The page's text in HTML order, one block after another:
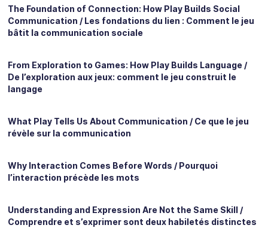
The Foundation of Connection: How Play Builds Social
Communication / Les fondations du lien : Comment le jeu
bâtit la communication sociale
From Exploration to Games: How Play Builds Language /
De l’exploration aux jeux: comment le jeu construit le
langage
What Play Tells Us About Communication / Ce que le jeu
révèle sur la communication
Why Interaction Comes Before Words / Pourquoi
l’interaction précède les mots
Understanding and Expression Are Not the Same Skill /
Comprendre et s’exprimer sont deux habiletés distinctes